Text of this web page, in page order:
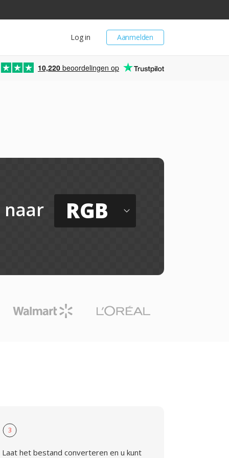
Aanmelden
Log in
10,220 beoordelingen op
naar RGB
3
Laat het bestand converteren en u kunt